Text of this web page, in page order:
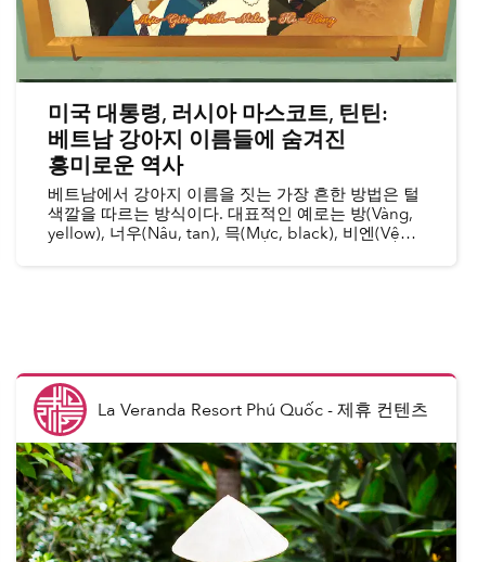
미국 대통령, 러시아 마스코트, 틴틴:
베트남 강아지 이름들에 숨겨진
흥미로운 역사
베트남에서 강아지 이름을 짓는 가장 흔한 방법은 털
색깔을 따르는 방식이다. 대표적인 예로는 방(Vàng,
yellow), 너우(Nâu, tan), 믁(Mực, black), 비엔(Vện,
La Veranda Resort Phú Quốc-제휴 컨텐츠